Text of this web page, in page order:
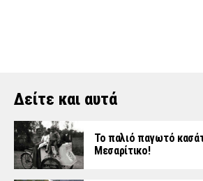
Δείτε και αυτά
Το παλιό παγωτό
Μεσαρίτικο!